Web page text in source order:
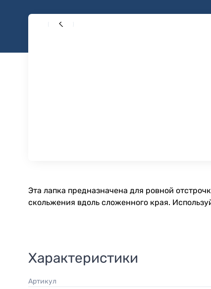
Эта лапка предназначена для ровной
скольжения вдоль сложенного края.
Характеристики
Артикул